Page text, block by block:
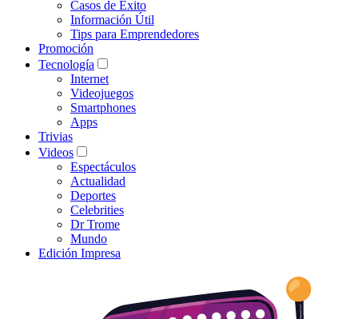
Casos de Éxito
Información Útil
Tips para Emprendedores
Promoción
Tecnología
Internet
Videojuegos
Smartphones
Apps
Trivias
Videos
Espectáculos
Actualidad
Deportes
Celebrities
Dr Trome
Mundo
Edición Impresa